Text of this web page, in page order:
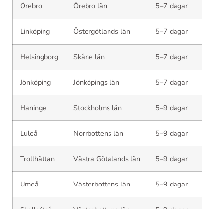
Örebro Örebro län 5–7 dagar
Linköping Östergötlands län 5–7 dagar
Helsingborg Skåne län 5–7 dagar
Jönköping Jönköpings län 5–7 dagar
Haninge Stockholms län 5–9 dagar
Luleå Norrbottens län 5–9 dagar
Trollhättan Västra Götalands län 5–9 dagar
Umeå Västerbottens län 5–9 dagar